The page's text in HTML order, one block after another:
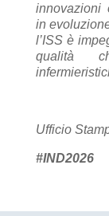
innovazioni
in
l’ISS è
qualità
Ufficio
#IND2026